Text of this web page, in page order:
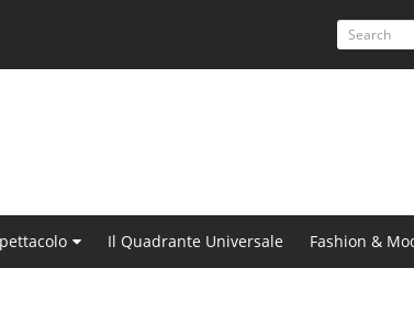
Il Quadrante Universale Fashion &